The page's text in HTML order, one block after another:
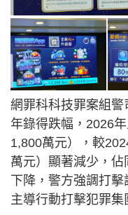
網罪科科技罪案組
年錄得跌幅，2026
1,800萬元），較
萬元）顯著減少，
下降，警方強調打
主導行動打擊犯罪集